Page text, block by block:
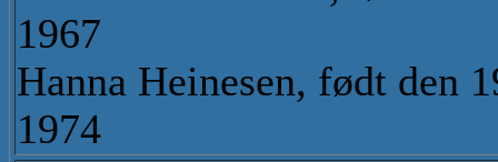
1967
Hanna Heinesen, født den
1974